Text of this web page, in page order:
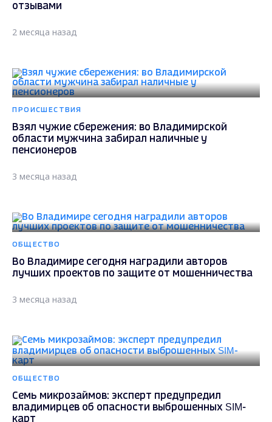
отзывами
2 месяца назад
ПРОИСШЕСТВИЯ
Взял чужие сбережения: во Владимирской
области мужчина забирал наличные у
пенсионеров
3 месяца назад
ОБЩЕСТВО
Во Владимире сегодня наградили авторов
лучших проектов по защите от мошенничества
3 месяца назад
ОБЩЕСТВО
Семь микрозаймов: эксперт предупредил
владимирцев об опасности выброшенных SIM-
карт